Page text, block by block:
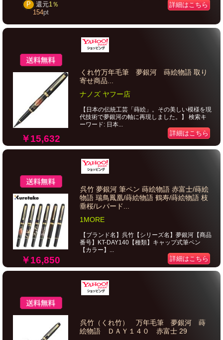
P 還元1％
154pt
詳細はこちら
￥15,632
くれ竹万年毛筆 夢銀河 蒔絵物語 取り
寄せ商品...
ナノズ ヤフー店
【日本の伝統工芸「蒔絵」。その美しい模様を現
代技術で夢銀河の軸に再現しました。】 検索キ
ーワード: 日本...
詳細はこちら
￥16,850
呉竹 夢銀河 筆ペン 蒔絵物語 赤富士/蒔絵
物語 瑞鳥鳳凰/蒔絵物語 鶴寿/蒔絵物語 枝
垂桜/レパード...
1MORE
【ブランド名】呉竹【シリーズ名】夢銀河【商品
番号】KT-DAY140【種類】キャップ式筆ペン
【カラー】...
詳細はこちら
呉竹（くれ竹） 万年毛筆 夢銀河 蒔
絵物語 ＤＡＹ１４０ 赤富士 29